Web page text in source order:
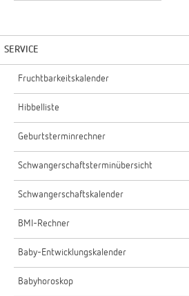
SERVICE
Fruchtbarkeitskalender
Hibbelliste
Geburtsterminrechner
Schwangerschaftsterminübersicht
Schwangerschaftskalender
BMI-Rechner
Baby-Entwicklungskalender
Babyhoroskop